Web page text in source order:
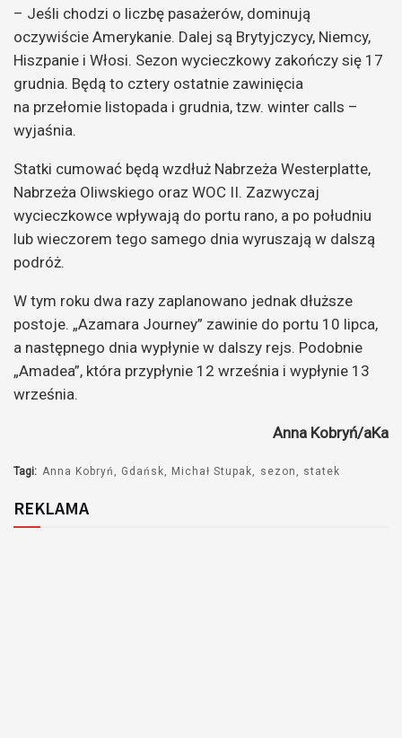
– Jeśli chodzi o liczbę pasażerów, dominują
oczywiście Amerykanie. Dalej są Brytyjczycy, Niemcy,
Hiszpanie i Włosi. Sezon wycieczkowy zakończy się 17
grudnia. Będą to cztery ostatnie zawinięcia
na przełomie listopada i grudnia, tzw. winter calls –
wyjaśnia.
Statki cumować będą wzdłuż Nabrzeża Westerplatte,
Nabrzeża Oliwskiego oraz WOC II. Zazwyczaj
wycieczkowce wpływają do portu rano, a po południu
lub wieczorem tego samego dnia wyruszają w dalszą
podróż.
W tym roku dwa razy zaplanowano jednak dłuższe
postoje. „Azamara Journey” zawinie do portu 10 lipca,
a następnego dnia wypłynie w dalszy rejs. Podobnie
„Amadea”, która przypłynie 12 września i wypłynie 13
września.
Anna Kobryń/aKa
Tagi: Anna Kobryń Gdańsk Michał Stupak sezon statek
REKLAMA